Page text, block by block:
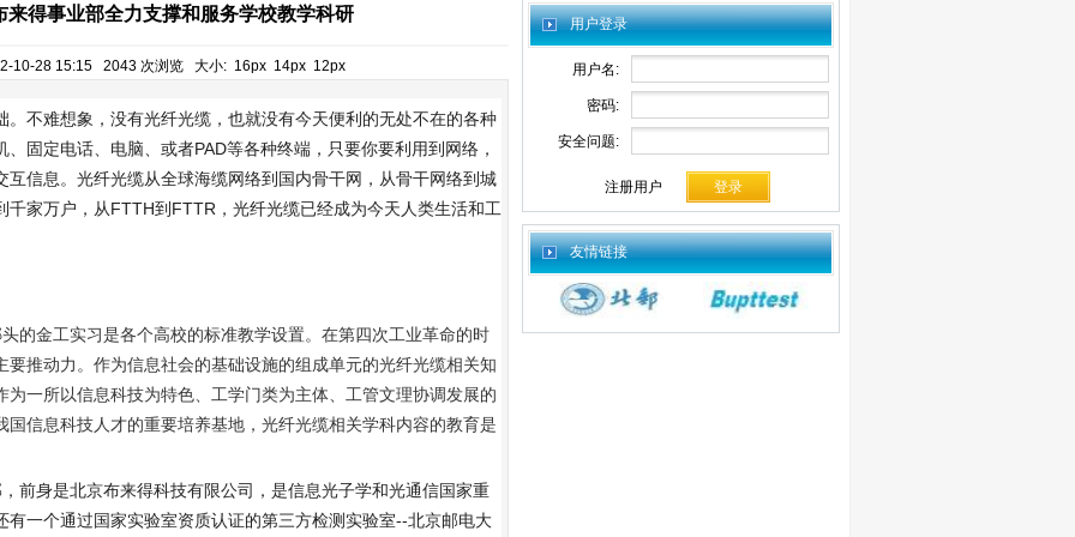
来得事业部全力支撑和服务学校教学科研
10-28 15:15 2043 次浏览 大小: 16px 14px 12px
不难想象，没有光纤光缆，也就没有今天便利的无处不在的各种
固定电话、电脑、或者PAD等各种终端，只要你要利用到网络，
信息。光纤光缆从全球海缆网络到国内骨干网，从骨干网络到城
千家万户，从FTTH到FTTR，光纤光缆已经成为今天人类生活和工
的金工实习是各个高校的标准教学设置。在第四次工业革命的时
推动力。作为信息社会的基础设施的组成单元的光纤光缆相关知
一所以信息科技为特色、工学门类为主体、工管文理协调发展的
信息科技人才的重要培养基地，光纤光缆相关学科内容的教育是
前身是北京布来得科技有限公司，是信息光子学和光通信国家重
一个通过国家实验室资质认证的第三方检测实验室--北京邮电大
用户登录
用户名:
密码:
安全问题:
注册用户
友情链接